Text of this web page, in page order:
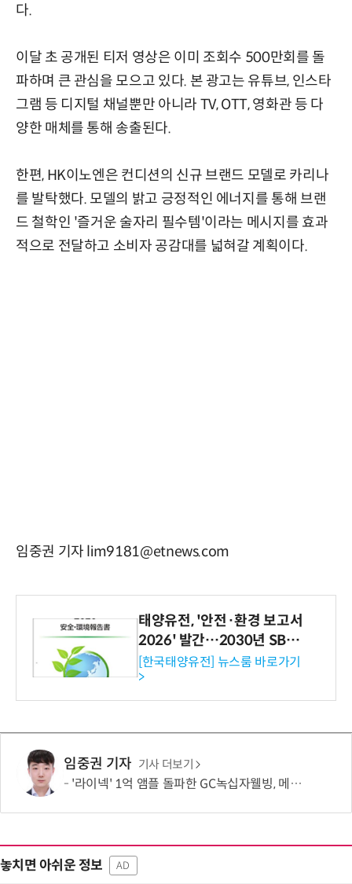
다.
이달 초 공개된 티저 영상은 이미 조회수 500만회를 돌
파하며 큰 관심을 모으고 있다. 본 광고는 유튜브, 인스타
그램 등 디지털 채널뿐만 아니라 TV, OTT, 영화관 등 다
양한 매체를 통해 송출된다.
한편, HK이노엔은 컨디션의 신규 브랜드 모델로 카리나
를 발탁했다. 모델의 밝고 긍정적인 에너지를 통해 브랜
드 철학인 '즐거운 술자리 필수템'이라는 메시지를 효과
적으로 전달하고 소비자 공감대를 넓혀갈 계획이다.
임중권 기자 lim9181@etnews.com
태양유전, '안전·환경 보고서
2026' 발간…2030년 SBT
수준 온실가스 감축 추진
[한국태양유전] 뉴스룸 바로가기
>
임중권 기자 기사 더보기
'라이넥' 1억 앰플 돌파한 GC녹십자웰빙, 메디컬 에스테틱 확장
놓치면 아쉬운 정보 AD